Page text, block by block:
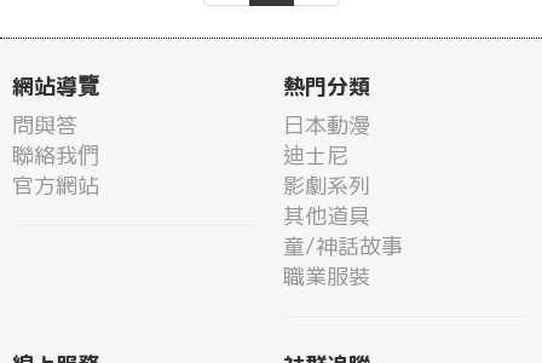
網站導覽
問與答
聯絡我們
官方網站
熱門分類
日本動漫
迪士尼
影劇系列
其他道具
童/神話故事
職業服裝